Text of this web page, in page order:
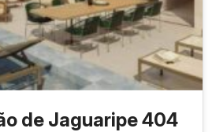
de Jaguaripe 404